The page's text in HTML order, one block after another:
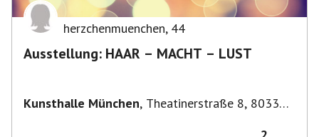
herzchenmuenchen, 44
Ausstellung: HAAR – MACHT – LUST
Kunsthalle München, Theatinerstraße 8, 80333